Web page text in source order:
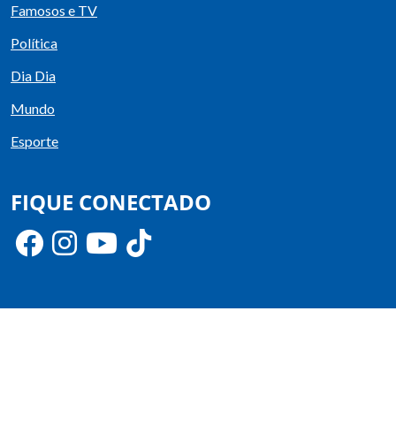
Famosos e TV
Política
Dia Dia
Mundo
Esporte
FIQUE CONECTADO